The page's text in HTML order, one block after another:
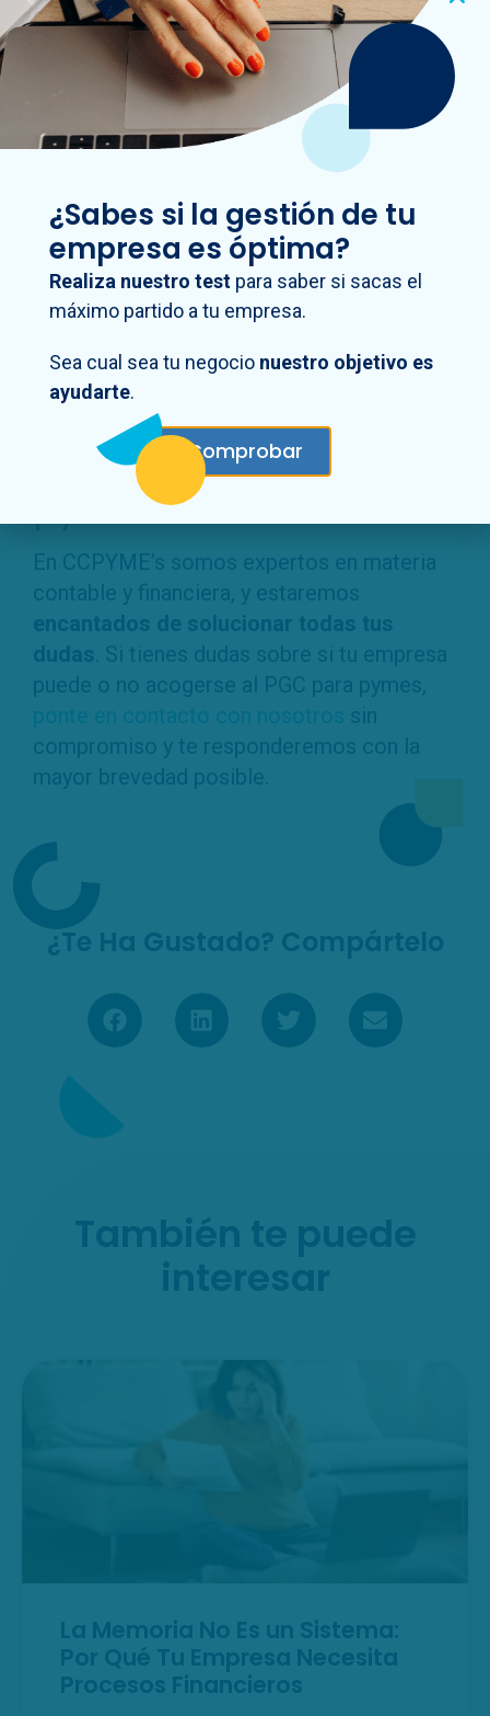
formulecuentas anuales
consolidadas.
Ha
emitido valores admitidos a
negociación en mercados regulados
de cualquier país miembro de la UE.
entidades financieras
actividad económica consiste en la
captación de fondos del público
asumiendo obligaciones respecto a los
mismos y las entidades que asuman la
gestión de los anteriores.
¿Tienes dudas sobre si
tu empresa puede
acogerse al PGC para
pymes?
En CCPYME’s somos expertos en materia
contable y financiera, y estaremos
encantados de solucionar todas tus
dudas . Si tienes dudas sobre si tu empresa
puede o no acogerse al PGC para pymes,
ponte en contacto con nosotros sin
compromiso y te responderemos con la
mayor brevedad posible.
¿Te Ha Gustado? Compártelo
También te puede
interesar
La Memoria No Es un Sistema:
Por Qué Tu Empresa Necesita
Procesos Financieros
¿Sabes si la gestión de tu
empresa es óptima?
Realiza nuestro test para saber si sacas el
máximo partido a tu empresa.
Sea cual sea tu negocio nuestro objetivo es
ayudarte.
Comprobar